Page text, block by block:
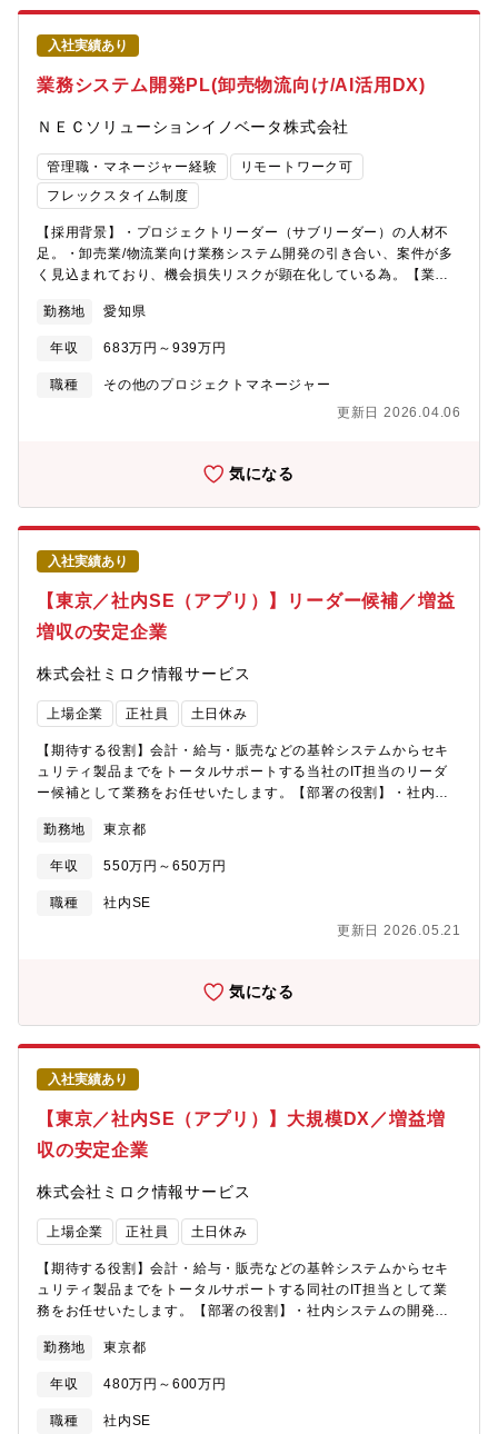
入社実績あり
業務システム開発PL(卸売物流向け/AI活用DX)
ＮＥＣソリューションイノベータ株式会社
管理職・マネージャー経験
リモートワーク可
フレックスタイム制度
【採用背景】・プロジェクトリーダー（サブリーダー）の人材不
足。・卸売業/物流業向け業務システム開発の引き合い、案件が多
く見込まれており、機会損失リスクが顕在化している為。【業務
いて、新規導入（スクラッチ開発、パッケージ導入）や既に導入
済みシステムの機能強化等にプロジェクトリーダー（サブリーダ
ー）として携わっていただきます。・営業事業向けSFA領域・物
流事業向け倉庫庫内領域・物流事業向け配車配送領域 など【想
ネスモデル構築を担うシステム構築PJ・SFA領域による営業改革/
テム構築、全国展開を担うPJ（AI等の新技術検証やピッキングロ
ボット等の最新のマテハン機器との連携）・配車/配送領域の自動
化/効率化等を担うシステム構築PJ（AI等の新技術検証含む）【配
属予定部署】第二トランスポート・サービスソリューション統括
部/第三卸グループ【配属事業部の紹介】東海エリアの中～大規模
のお客様に対して、業務システムの提案・導入・構築を行ってい
ます。主に、お客様のアカウントとして直接やりとりを行う主体
的な立場での案件が多く、上流～下流まで全行程を対応すること
が可能です。メンバーは、20名程度で比較的若手の多い職場とな
す。【プロジェクト人数】10～50名【開発環境】OS：
Linux/WindowsDB：Oracle、Postgres言語：ASP.net、
VB.net、PL/SQL、Java等【コード品質のための取り組み】レビ
Zoom/Teams【本ポジションの魅力】同社の強みであるSFA領
域、物流領域の業務ノウハウ、及びNECのAI最新技術を使い大～
中規模開発に携わることができます。業務経験を積むことでより
次世代マーケットリーダとして高度なスキルを身につけら得れる
て、プロジェクトにて参画頂き、卸売業向けのシステム開発を積
役割でメンバーを率いて数百万～数千万規模のプロジェクトを遂
行して頂く。3年以降：中～大規模のプロジェクト遂行をして頂き
マーケットリーダとしての戦略の検討、実践従事など、より上位
け入れる文化もあります。自分が描くキャリアを実現できる組織
勤務地 愛知県
年収 683万円～939万円
職種
その他のプロジェクトマネージャー
更新日 2026.04.06
気になる
入社実績あり
【東京／社内SE（アプリ）】リーダー候補／増益
増収の安定企業
株式会社ミロク情報サービス
上場企業 正社員 土日休み
【期待する役割】会計・給与・販売などの基幹システムからセキ
ュリティ製品までをトータルサポートする当社のIT担当のリーダ
ー候補として業務をお任せいたします。【部署の役割】・社内シ
システムの保守・運用業務・次期基幹システムの開発・保守/運用
に向けた準備・IT戦略計画の作成/実施【業務内容】社内利用して
いる基幹システム・情報システムに関して以下の業務を実施■複数
案件の優先順位調整■要件定義■改修案件の設計■プログラム開発■
して以下の業務を実施■現行システム調査■保守/運用に向けた準備
勤務地 東京都
年収 550万円～650万円
職種
社内SE
更新日 2026.05.21
気になる
入社実績あり
【東京／社内SE（アプリ）】大規模DX／増益増
収の安定企業
株式会社ミロク情報サービス
上場企業 正社員 土日休み
【期待する役割】会計・給与・販売などの基幹システムからセキ
ュリティ製品までをトータルサポートする同社のIT担当として業
務をお任せいたします。【部署の役割】・社内システムの開発／
守・運用業務・次期基幹システムの開発・保守／運用に向けた準
備・IT戦略計画の作成／実施【業務内容】社内利用している基幹
システム・情報システムに関して以下の業務を実施■改修案件の設
計■プログラム開発■テスト設計・実施■システム運用業務次期基幹
勤務地 東京都
年収 480万円～600万円
職種
社内SE